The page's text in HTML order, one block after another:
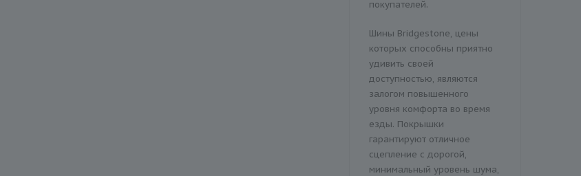
покупателей.
Шины Bridgestone, цены
которых способны приятно
удивить своей
доступностью, являются
залогом повышенного
уровня комфорта во время
езды. Покрышки
гарантируют отличное
сцепление с дорогой,
минимальный уровень шума,